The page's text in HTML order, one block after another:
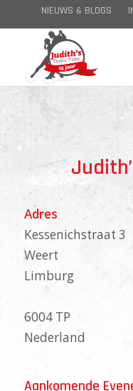
NIEUWS & BLOGS
Adres
Kessenichstraat 3
Weert
Limburg
6004 TP
Nederland
Aankomende